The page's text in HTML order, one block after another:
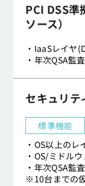
PCI DSS準
ソース）
・IaaSレイヤ
・年次QSA監
セキュリテ
標準機能
・OS以上の
・OS/ミドル
・年次QSA監
※10台までの